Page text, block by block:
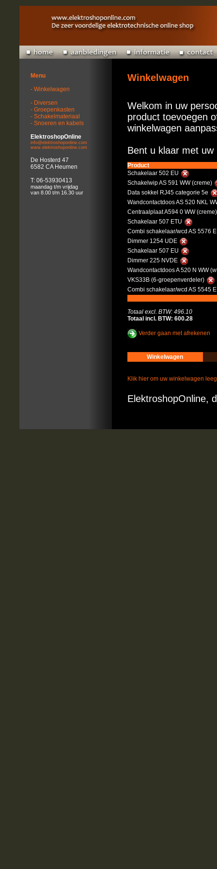
Menu
- Winkelwagen
- Diversen
- Groepenkasten
- Schakelmateriaal
- Snoeren en kabels
ElektroshopOnline
info@elektroshoponline.com
www.elektroshoponline.com
De Hosterd 47
6582 CA Heumen
T: 06-53930413
maandag t/m vrijdag
van 8.00 t/m 16.30 uur
Winkelwagen
Welkom in uw
product toevoegen
winkelwagen
Bent u klaar met
Product
Schakelaar 502 EU
Schakelwip AS 591 WW (creme)
Data sokkel RJ45 categorie 5e
Wandcontactdoos AS 520 NKL
Centraalplaat A594 0 WW
Schakelaar 507 ETU
Combi schakelaar/wcd AS 5576
Dimmer 1254 UDE
Schakelaar 507 EU
Dimmer 225 NVDE
Wandcontactdoos A 520 N WW
VKS33B (6-groepenverdeler)
Combi schakelaar/wcd AS 5545
Totaal excl. BTW: 496.10
Totaal incl. BTW: 600.28
Verder gaan met afrekenen
Winkelwagen
Klik hier om uw winkelwagen
ElektroshopOnline,